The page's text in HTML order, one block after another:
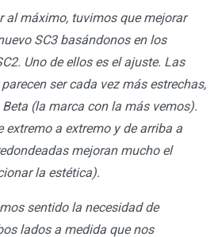
al máximo, tuvimos que mejorar
SC3 basándonos en los
Uno de ellos es el ajuste. Las
ser cada vez más estrechas,
(la marca con la más vemos).
extremo a extremo y de arriba a
mejoran mucho el
la estética).
sentido la necesidad de
lados a medida que nos